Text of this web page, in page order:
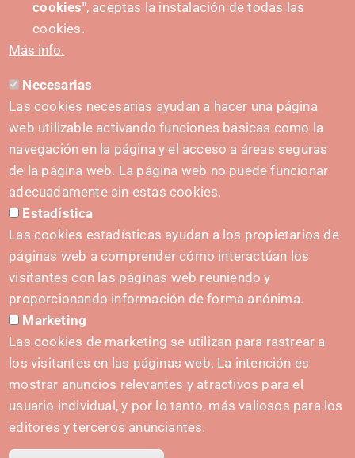
PUSHED FORWARD BY:
CONTACT
hola@irisnavarra.com
(+34) 628 23 12 32
C. del Sadar, 31006 Pamplona
Contact form
Press Kit
INITIATIVES
Navarra Cybersecurity Center
Spain Living Lab
Support for entrepreneurship
cookies", aceptas la instalación de todas las
cookies.
Más info.
Necesarias
Las cookies necesarias ayudan a hacer una página
web utilizable activando funciones básicas como la
navegación en la página y el acceso a áreas seguras
de la página web. La página web no puede funcionar
adecuadamente sin estas cookies.
Estadística
Las cookies estadísticas ayudan a los propietarios de
páginas web a comprender cómo interactúan los
visitantes con las páginas web reuniendo y
proporcionando información de forma anónima.
Marketing
Las cookies de marketing se utilizan para rastrear a
los visitantes en las páginas web. La intención es
mostrar anuncios relevantes y atractivos para el
usuario individual, y por lo tanto, más valiosos para los
editores y terceros anunciantes.